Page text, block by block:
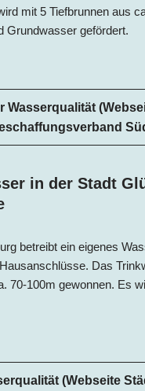
mit 5 Tiefbrunnen aus
Grundwasser gefördert.
Wasserqualität
in der Stadt
betreibt ein eigenes
Das
70-100m gewonnen. Es
(Webseite